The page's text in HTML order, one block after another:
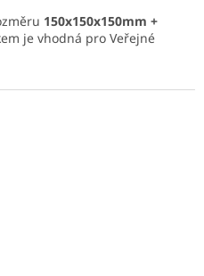
150x150x150mm +
je vhodná pro Veřejné